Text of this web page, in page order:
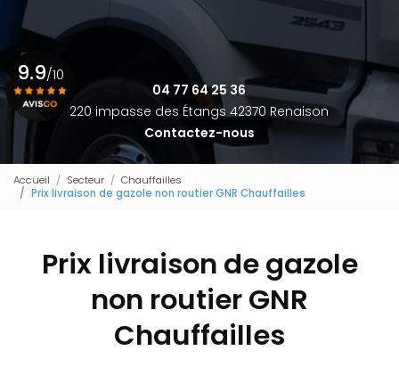
04 77 64 25 36
220 impasse des Étangs 42370 Renaison
Contactez-nous
9.9/10
Accueil Secteur
Chauffailles
Prix livraison de gazole non routier GNR Chauffailles
Prix livraison de gazole
non routier GNR
Chauffailles